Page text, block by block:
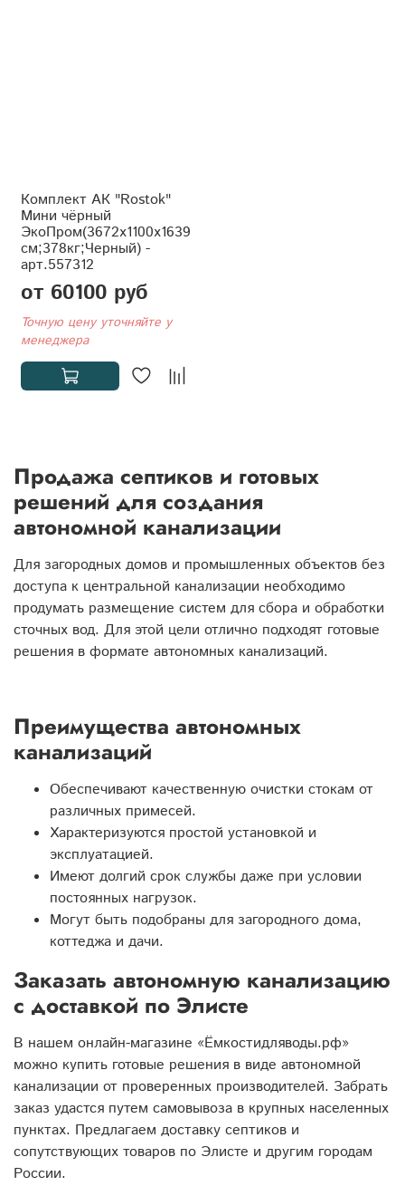
Комплект АК "Rostok"
Мини чёрный
ЭкоПром(3672x1100x1639
см;378кг;Черный) -
арт.557312
от 60100 руб
Точную цену уточняйте у
менеджера
Продажа септиков и готовых
решений для создания
автономной канализации
Для загородных домов и промышленных объектов без
доступа к центральной канализации необходимо
продумать размещение систем для сбора и обработки
сточных вод. Для этой цели отлично подходят готовые
решения в формате автономных канализаций.
Преимущества автономных
канализаций
Обеспечивают качественную очистки стокам от
различных примесей.
Характеризуются простой установкой и
эксплуатацией.
Имеют долгий срок службы даже при условии
постоянных нагрузок.
Могут быть подобраны для загородного дома,
коттеджа и дачи.
Заказать автономную канализацию
с доставкой по Элисте
В нашем онлайн-магазине «Ёмкостидляводы.рф»
можно купить готовые решения в виде автономной
канализации от проверенных производителей. Забрать
заказ удастся путем самовывоза в крупных населенных
пунктах. Предлагаем доставку септиков и
сопутствующих товаров по Элисте и другим городам
России.